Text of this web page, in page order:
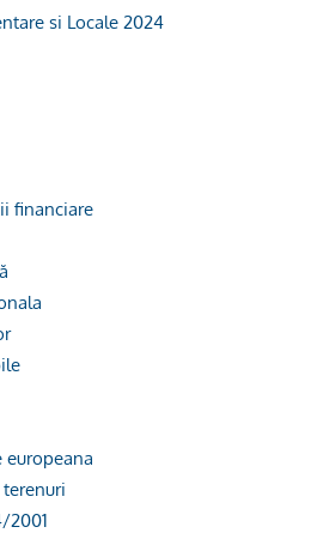
si Locale 2024
financiare
europeana
2001